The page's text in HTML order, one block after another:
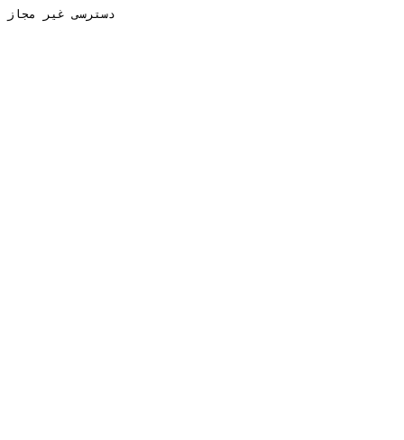
دسترسی غیر مجاز